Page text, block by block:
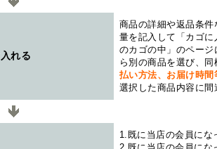
れる
商品の詳細や返品条
量を記入して「カゴ
のカゴの中」のペー
ら別の商品を選び、
払い方法、お届け時
選択した商品内容に
1.既に当店の会員にな